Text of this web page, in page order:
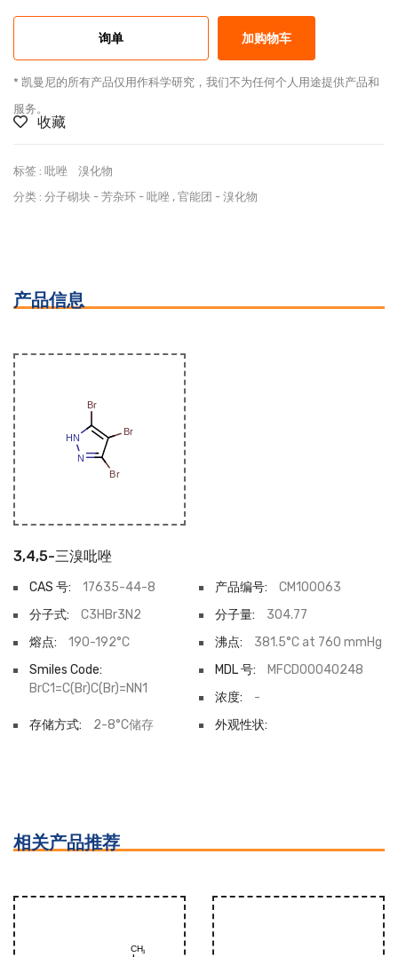
询单 加购物车
* 凯曼尼的所有产品仅用作科学研究，我们不为任何个人用途提供产品和
服务。
收藏
标签 : 吡唑
溴化物
分类 : 分子砌块 - 芳杂环 - 吡唑 , 官能团 - 溴化物
产品信息
3,4,5-三溴吡唑
CAS 号: 17635-44-8 产品编号:
CM100063
分子式:
C3HBr3N2 分子量:
304.77
熔点:
190-192°C 沸点:
381.5°C at 760 mmHg
Smiles Code:
BrC1=C(Br)C(Br)=NN1
MDL 号:
MFCD00040248
浓度:
-
存储方式:
2-8°C储存 外观性状:
相关产品推荐